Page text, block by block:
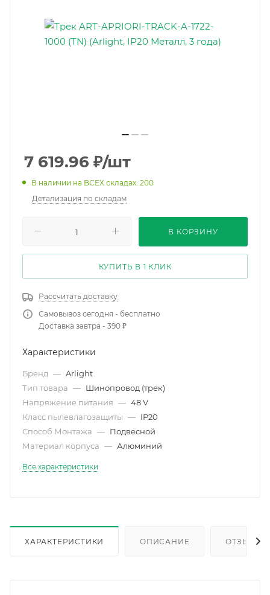
7 619.96 ₽/шт
В наличии на ВСЕХ складах: 200
Детализация по складам
В КОРЗИНУ
КУПИТЬ В 1 КЛИК
Рассчитать доставку
Самовывоз сегодня - бесплатно
Доставка завтра - 390 ₽
Характеристики
Бренд — Arlight
Тип товара — Шинопровод (трек)
Напряжение питания — 48 V
Класс пылевлагозащиты — IP20
Способ Монтажа — Подвесной
Материал корпуса — Алюминий
Все характеристики
ХАРАКТЕРИСТИКИ ОПИСАНИЕ ОТЗЫВЫ